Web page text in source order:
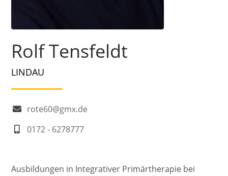
Rolf Tensfeldt
LINDAU
rote60@gmx.de
0172 - 6278777
Ausbildungen in Integrativer Primärtherapie bei